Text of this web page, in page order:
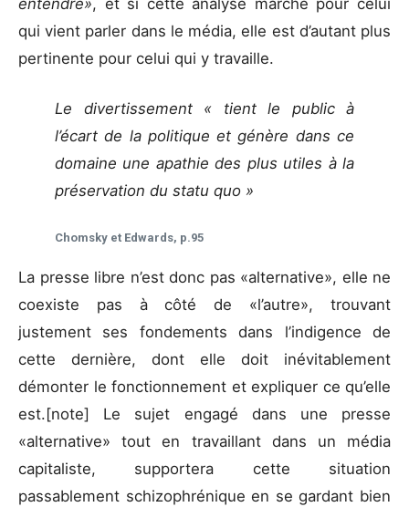
qui vient parler dans le média, elle est d’autant plus
pertinente pour celui qui y travaille.
Le divertissement « tient le public à
l’écart de la politique et génère dans ce
domaine une apathie des plus utiles à la
préservation du statu quo »
Chomsky et Edwards, p.95
La presse libre n’est donc pas «alternative», elle ne
coexiste pas à côté de «l’autre», trouvant
justement ses fondements dans l’indigence de
cette dernière, dont elle doit inévitablement
démonter le fonctionnement et expliquer ce qu’elle
est.[note] Le sujet engagé dans une presse
«alternative» tout en travaillant dans un média
capitaliste, supportera cette situation
passablement schizophrénique en se gardant bien